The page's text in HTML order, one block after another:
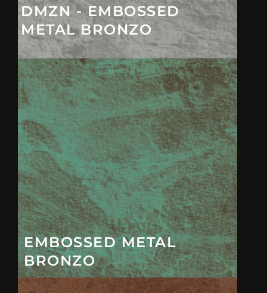
DMZN - EMBOSSED
METAL BRONZO
EMBOSSED METAL
BRONZO